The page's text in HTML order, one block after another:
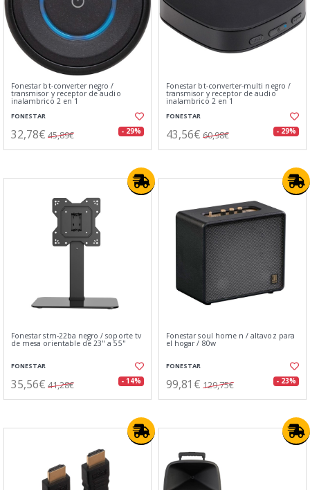
Fonestar bt-converter negro /
transmisor y receptor de audio
inalambrico 2 en 1
FONESTAR
32,78€ 45,89€ - 29%
Fonestar bt-converter-multi negro /
transmisor y receptor de audio
inalambrico 2 en 1
FONESTAR
43,56€ 60,98€ - 29%
Fonestar stm-22ba negro / soporte tv
de mesa orientable de 23" a 55"
FONESTAR
35,56€ 41,28€ - 14%
Fonestar soul home n / altavoz para
el hogar / 80w
FONESTAR
99,81€ 129,75€ - 23%